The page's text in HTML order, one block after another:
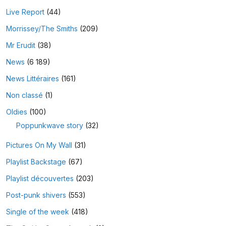
Live Report(44)
Morrissey/The Smiths (209)
Mr Erudit(38)
News (6 189)
News Littéraires (161)
Non classé (1)
Oldies (100)
Poppunkwave story(32)
Pictures On My Wall (31)
Playlist Backstage (67)
Playlist découvertes (203)
Post-punk shivers (553)
Single of the week (418)